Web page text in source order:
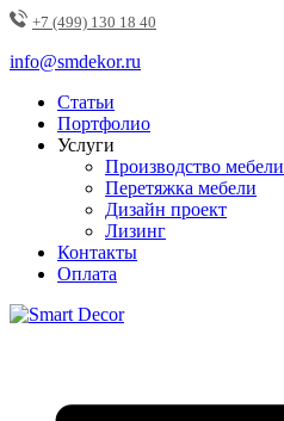
+7 (499) 130 18 40
info@smdekor.ru
Статьи
Портфолио
Услуги
Производство мебели
Перетяжка мебели
Дизайн проект
Лизинг
Контакты
Оплата